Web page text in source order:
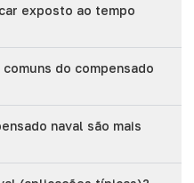
exposto ao tempo
do compensado
naval são mais